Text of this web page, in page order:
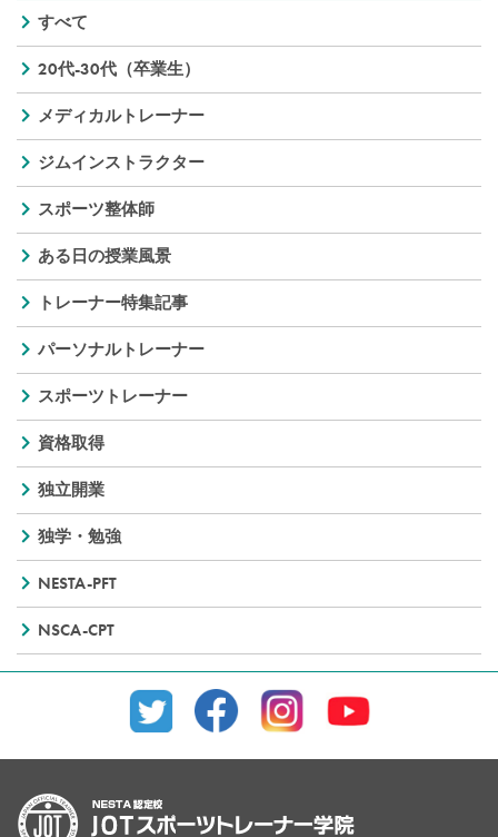
すべて
20代-30代（卒業生）
メディカルトレーナー
ジムインストラクター
スポーツ整体師
ある日の授業風景
トレーナー特集記事
パーソナルトレーナー
スポーツトレーナー
資格取得
独立開業
独学・勉強
NESTA-PFT
NSCA-CPT